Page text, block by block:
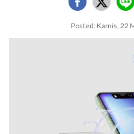
Posted: Kamis, 22